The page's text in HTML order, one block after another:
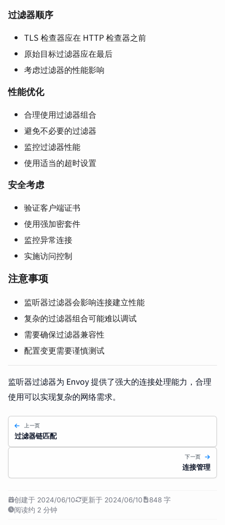
过滤器顺序
TLS 检查器应在 HTTP 检查器之前
原始目标过滤器应在最后
考虑过滤器的性能影响
性能优化
合理使用过滤器组合
避免不必要的过滤器
监控过滤器性能
使用适当的超时设置
安全考虑
验证客户端证书
使用强加密套件
监控异常连接
实施访问控制
注意事项
监听器过滤器会影响连接建立性能
复杂的过滤器组合可能难以调试
需要确保过滤器兼容性
配置变更需要谨慎测试
监听器过滤器为 Envoy 提供了强大的连接处理能力，合理
使用可以实现复杂的网络需求。
上一页
过滤器链匹配
下一页
连接管理
创建于 2024/06/10 更新于 2024/06/10
848 字
阅读约 2 分钟